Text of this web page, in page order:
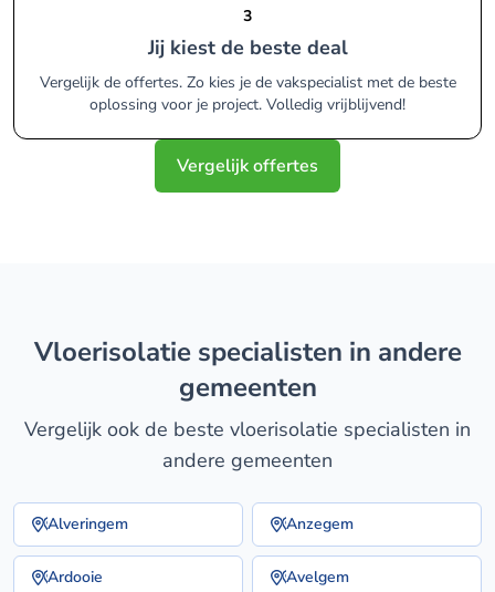
3
Jij kiest de beste deal
Vergelijk de offertes. Zo kies je de vakspecialist met de beste
oplossing voor je project. Volledig vrijblijvend!
Vergelijk offertes
vloerisolatie specialisten in andere
gemeenten
Vergelijk ook de beste vloerisolatie specialisten in
andere gemeenten
Alveringem Anzegem
Ardooie Avelgem